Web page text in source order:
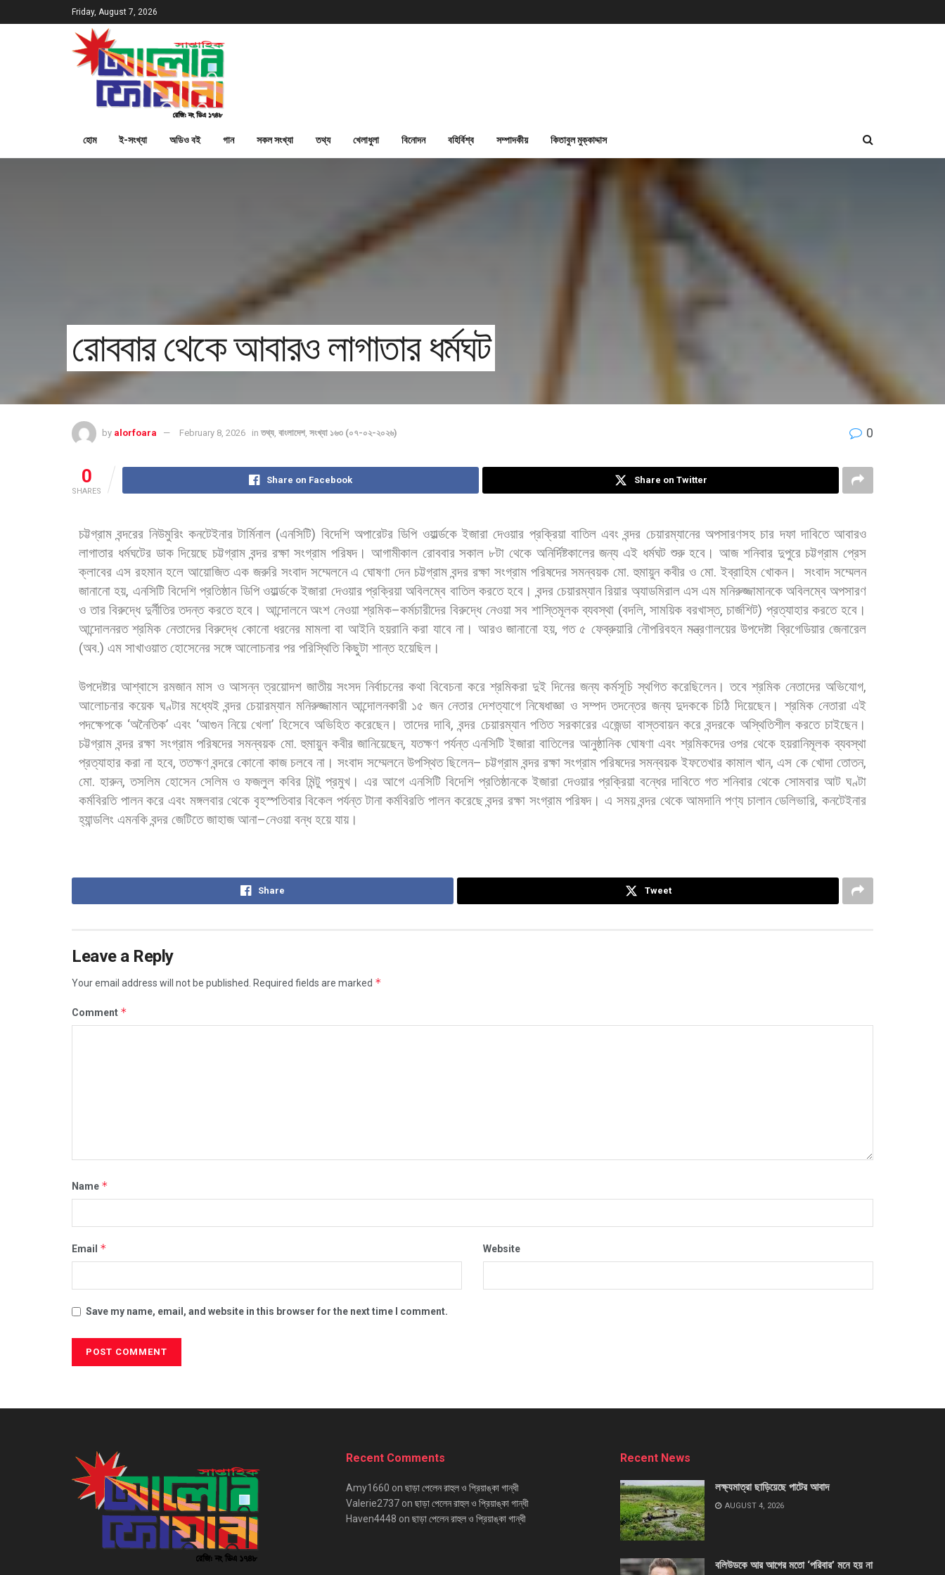
Friday, August 7, 2026
হোম ই-সংখ্যা অডিও বই গান সকল সংখ্যা তথ্য খেলাধুলা বিনোদন বহির্বিশ্ব সম্পাদকীয় কিতাবুল মুক্কাদ্দাস
রোববার থেকে আবারও লাগাতার ধর্মঘট
by alorfoara February 8, 2026 in তথ্য, বাংলাদেশ, সংখ্যা ১৬৩ (০৭-০২-২০২৬) 0
0
SHARES
Share on Facebook Share on Twitter
চট্টগ্রাম বন্দরের নিউমুরিং কনটেইনার টার্মিনাল (এনসিটি) বিদেশি অপারেটর ডিপি ওয়ার্ল্ডকে ইজারা দেওয়ার প্রক্রিয়া বাতিল এবং বন্দর চেয়ারম্যানের অপসারণসহ চার দফা দাবিতে আবারও
লাগাতার ধর্মঘটের ডাক দিয়েছে চট্টগ্রাম বন্দর রক্ষা সংগ্রাম পরিষদ। আগামীকাল রোববার সকাল ৮টা থেকে অনির্দিষ্টকালের জন্য এই ধর্মঘট শুরু হবে। আজ শনিবার দুপুরে চট্টগ্রাম প্রেস
ক্লাবের এস রহমান হলে আয়োজিত এক জরুরি সংবাদ সম্মেলনে এ ঘোষণা দেন চট্টগ্রাম বন্দর রক্ষা সংগ্রাম পরিষদের সমন্বয়ক মো.হুমায়ুন কবীর ও মো.ইব্রাহিম খোকন। সংবাদ সম্মেলন
জানানো হয়, এনসিটি বিদেশি প্রতিষ্ঠান ডিপি ওয়ার্ল্ডকে ইজারা দেওয়ার প্রক্রিয়া অবিলম্বে বাতিল করতে হবে। বন্দর চেয়ারম্যান রিয়ার অ্যাডমিরাল এস এম মনিরুজ্জামানকে অবিলম্বে অপসারণ
ও তার বিরুদ্ধে দুর্নীতির তদন্ত করতে হবে। আন্দোলনে অংশ নেওয়া শ্রমিক–কর্মচারীদের বিরুদ্ধে নেওয়া সব শাস্তিমূলক ব্যবস্থা (বদলি,সাময়িক বরখাস্ত,চার্জশিট) প্রত্যাহার করতে হবে।
আন্দোলনরত শ্রমিক নেতাদের বিরুদ্ধে কোনো ধরনের মামলা বা আইনি হয়রানি করা যাবে না। আরও জানানো হয়, গত ৫ ফেব্রুয়ারি নৌপরিবহন মন্ত্রণালয়ের উপদেষ্টা ব্রিগেডিয়ার জেনারেল
(অব.) এম সাখাওয়াত হোসেনের সঙ্গে আলোচনার পর পরিস্থিতি কিছুটা শান্ত হয়েছিল।
উপদেষ্টার আশ্বাসে রমজান মাস ও আসন্ন ত্রয়োদশ জাতীয় সংসদ নির্বাচনের কথা বিবেচনা করে শ্রমিকরা দুই দিনের জন্য কর্মসূচি স্থগিত করেছিলেন। তবে শ্রমিক নেতাদের অভিযোগ,
আলোচনার কয়েক ঘণ্টার মধ্যেই বন্দর চেয়ারম্যান মনিরুজ্জামান আন্দোলনকারী ১৫ জন নেতার দেশত্যাগে নিষেধাজ্ঞা ও সম্পদ তদন্তের জন্য দুদককে চিঠি দিয়েছেন। শ্রমিক নেতারা এই
পদক্ষেপকে ‘অনৈতিক’ এবং‘আগুন নিয়ে খেলা’ হিসেবে অভিহিত করেছেন। তাদের দাবি,বন্দর চেয়ারম্যান পতিত সরকারের এজেন্ডা বাস্তবায়ন করে বন্দরকে অস্থিতিশীল করতে চাইছেন।
চট্টগ্রাম বন্দর রক্ষা সংগ্রাম পরিষদের সমন্বয়ক মো.হুমায়ুন কবীর জানিয়েছেন, যতক্ষণ পর্যন্ত এনসিটি ইজারা বাতিলের আনুষ্ঠানিক ঘোষণা এবং শ্রমিকদের ওপর থেকে হয়রানিমূলক ব্যবস্থা
প্রত্যাহার করা না হবে,ততক্ষণ বন্দরে কোনো কাজ চলবে না। সংবাদ সম্মেলনে উপস্থিত ছিলেন–চট্টগ্রাম বন্দর রক্ষা সংগ্রাম পরিষদের সমন্বয়ক ইফতেখার কামাল খান,এস কে খোদা তোতন,
মো. হারুন,তসলিম হোসেন সেলিম ও ফজলুল কবির মিন্টু প্রমুখ। এর আগে এনসিটি বিদেশি প্রতিষ্ঠানকে ইজারা দেওয়ার প্রক্রিয়া বন্ধের দাবিতে গত শনিবার থেকে সোমবার আট ঘণ্টা
কর্মবিরতি পালন করে এবং মঙ্গলবার থেকে বৃহস্পতিবার বিকেল পর্যন্ত টানা কর্মবিরতি পালন করেছে বন্দর রক্ষা সংগ্রাম পরিষদ। এ সময় বন্দর থেকে আমদানি পণ্য চালান ডেলিভারি,কনটেইনার
হ্যান্ডলিং এমনকি বন্দর জেটিতে জাহাজ আনা–নেওয়া বন্ধ হয়ে যায়।
Share Tweet
Leave a Reply
Your email address will not be published. Required fields are marked *
Comment *
Name *
Email * Website
Save my name, email, and website in this browser for the next time I comment.
Recent Comments
Amy1660 on ছাড়া পেলেন রাহুল ও প্রিয়াঙ্কা গান্ধী
Valerie2737 on ছাড়া পেলেন রাহুল ও প্রিয়াঙ্কা গান্ধী
Haven4448 on ছাড়া পেলেন রাহুল ও প্রিয়াঙ্কা গান্ধী
Recent News
লক্ষ্যমাত্রা ছাড়িয়েছে পাটের আবাদ
AUGUST 4, 2026
বলিউডকে আর আগের মতো ‘পরিবার’ মনে হয় না